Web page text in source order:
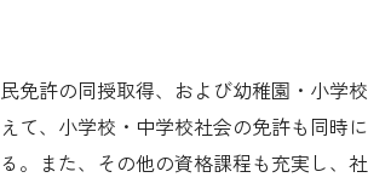
免許の同授取得、および幼稚園・小学校
て、小学校・中学校社会の免許も同時に
。また、その他の資格課程も充実し、社